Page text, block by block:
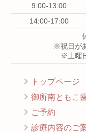
9:00-13:00
14:00-17:00
※祝日が
※土曜
トップページ
御所南ともこ
ご予約
診療内容のご